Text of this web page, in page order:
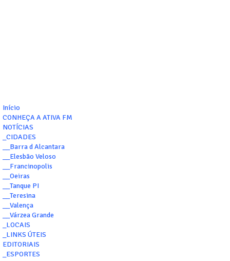
Início
CONHEÇA A ATIVA FM
NOTÍCIAS
_CIDADES
__Barra d Alcantara
__Elesbão Veloso
__Francinopolis
__Oeiras
__Tanque PI
__Teresina
__Valença
__Várzea Grande
_LOCAIS
_LINKS ÚTEIS
EDITORIAIS
_ESPORTES